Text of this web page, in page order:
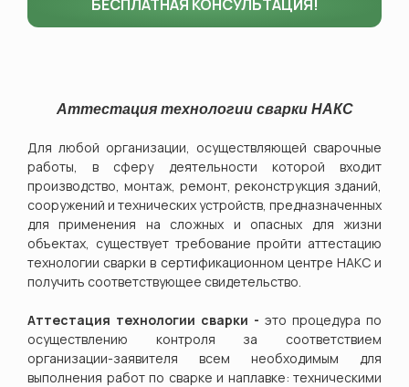
БЕСПЛАТНАЯ КОНСУЛЬТАЦИЯ!
Аттестация технологии сварки НАКС
Для любой организации, осуществляющей сварочные
работы,
в сферу деятельности которой входит
производство, монтаж, ремонт, реконструкция зданий,
сооружений и технических устройств, предназначенных
для применения на сложных и опасных для жизни
объектах, существует требование пройти аттестацию
технологии сварки в сертификационном центре НАКС и
получить соответствующее свидетельство.
Аттестация технологии сварки - это процедура по
осуществлению контроля за соответствием
организации-заявителя всем необходимым для
выполнения работ по сварке и наплавке: техническими